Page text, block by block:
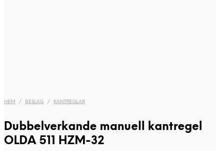
HEM / BESLAG / KANTREGLAR
Dubbelverkande manuell kantregel
OLDA 511 HZM-32